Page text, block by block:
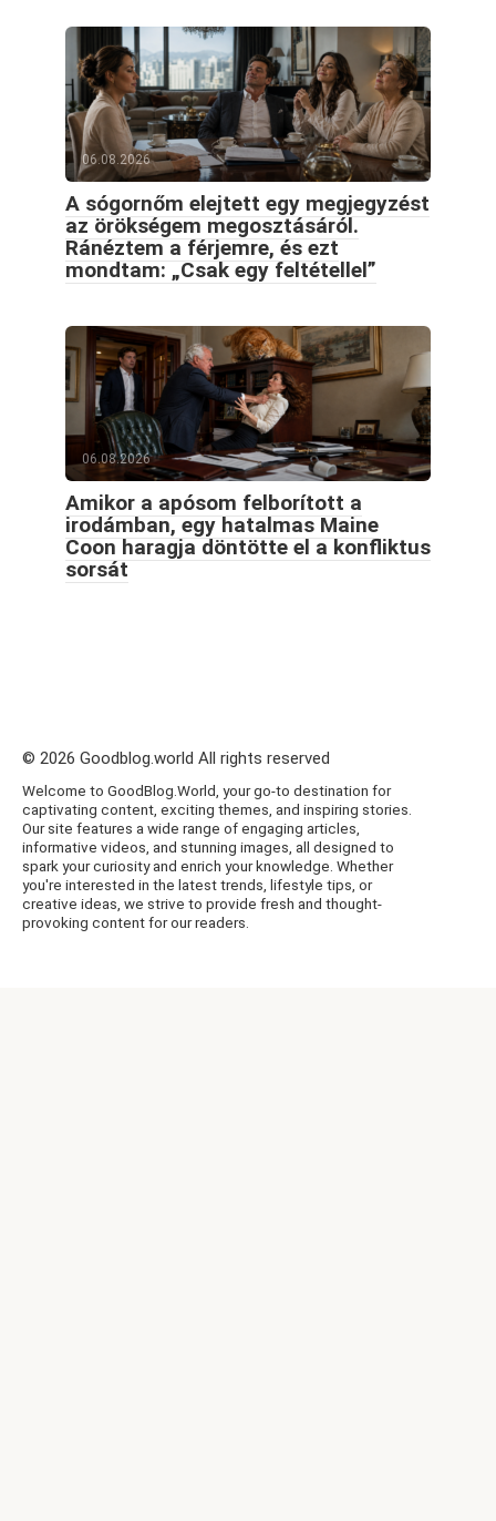
06.08.2026
A sógornőm elejtett egy megjegyzést
az örökségem megosztásáról.
Ránéztem a férjemre, és ezt
mondtam: „Csak egy feltétellel”
06.08.2026
Amikor a apósom felborított a
irodámban, egy hatalmas Maine
Coon haragja döntötte el a konfliktus
sorsát
© 2026 Goodblog.world All rights reserved
Welcome to GoodBlog.World, your go-to destination for
captivating content, exciting themes, and inspiring stories.
Our site features a wide range of engaging articles,
informative videos, and stunning images, all designed to
spark your curiosity and enrich your knowledge. Whether
you're interested in the latest trends, lifestyle tips, or
creative ideas, we strive to provide fresh and thought-
provoking content for our readers.